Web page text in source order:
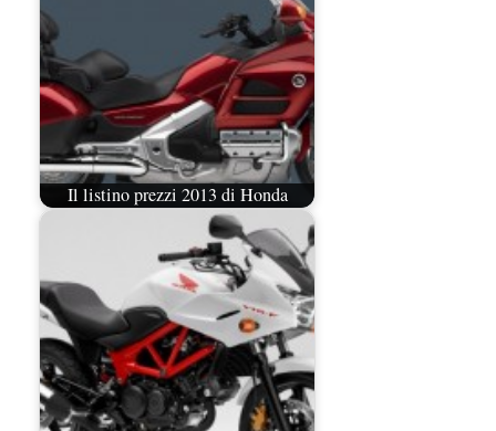
Il listino prezzi 2013 di Honda